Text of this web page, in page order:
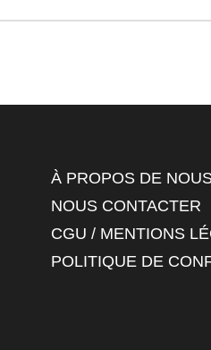
À PROPOS DE
NOUS CONTACTER
CGU / MENTIONS
POLITIQUE DE